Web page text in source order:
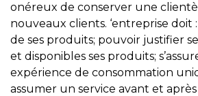
onéreux de conserver une
nouveaux clients. ‘entreprise doit
de ses produits; pouvoir justifier
et disponibles ses produits;
expérience de consommation
assumer un service avant et